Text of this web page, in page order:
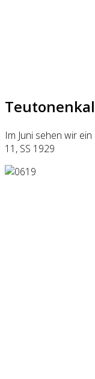
Im Juni sehen wir
11, SS 1929